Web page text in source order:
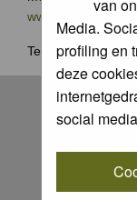
van
Media.
profiling en
deze
social
Terug naarhome.